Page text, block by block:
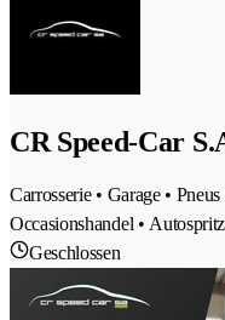
CR Speed-Car
Carrosserie • Garage •
Occasionshandel •
Geschlossen